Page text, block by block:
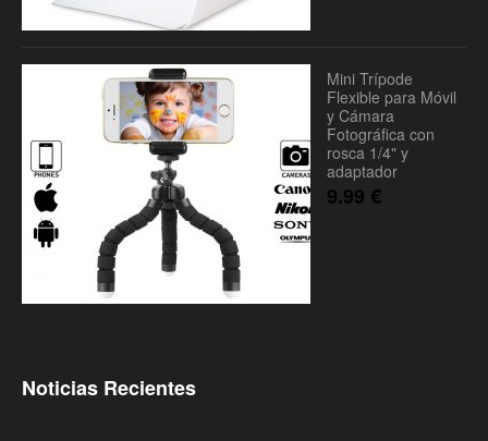
Mini Trípode
Flexible para Móvil
y Cámara
Fotográfica con
rosca 1/4" y
adaptador
9.99 €
Noticias Recientes